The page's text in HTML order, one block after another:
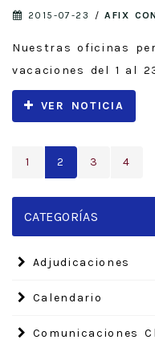
2015-07-23 / AFIX
Nuestras oficinas
vacaciones del 1 al
VER NOTICIA
1 2 3 4
CATEGORÍAS
Adjudicaciones
Calendario
Comunicaciones